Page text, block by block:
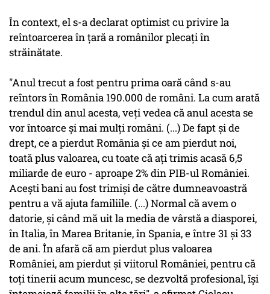
În context, el s-a declarat optimist cu privire la
reîntoarcerea în ţară a românilor plecaţi în
străinătate.
"Anul trecut a fost pentru prima oară când s-au
reîntors în România 190.000 de români. La cum arată
trendul din anul acesta, veţi vedea că anul acesta se
vor întoarce şi mai mulţi români. (...) De fapt şi de
drept, ce a pierdut România şi ce am pierdut noi,
toată plus valoarea, cu toate că aţi trimis acasă 6,5
miliarde de euro - aproape 2% din PIB-ul României.
Aceşti bani au fost trimişi de către dumneavoastră
pentru a vă ajuta familiile. (...) Normal că avem o
datorie, şi când mă uit la media de vârstă a diasporei,
în Italia, în Marea Britanie, în Spania, e între 31 şi 33
de ani. În afară că am pierdut plus valoarea
României, am pierdut şi viitorul României, pentru că
toţi tinerii acum muncesc, se dezvoltă profesional, îşi